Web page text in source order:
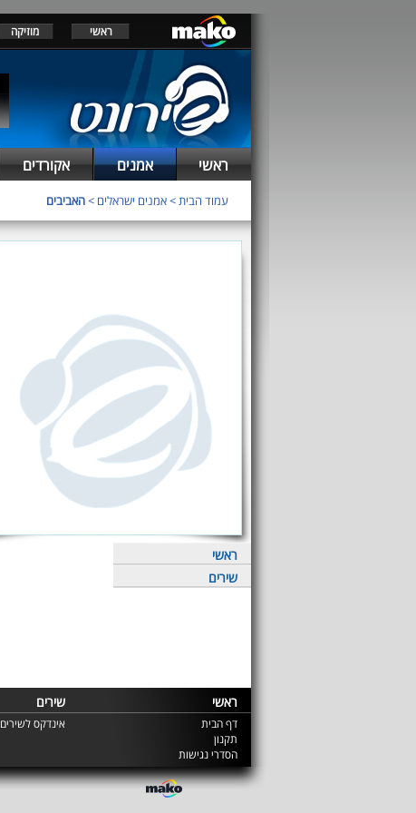
ראשי מוזיקה
ראשי אמנים אקורדים
עמוד הבית>אמנים ישראלים >האביבים
ראשי
שירים
ראשי שירים
דף הבית
תקנון
הסדרי נגישות
אינדקס לשירים